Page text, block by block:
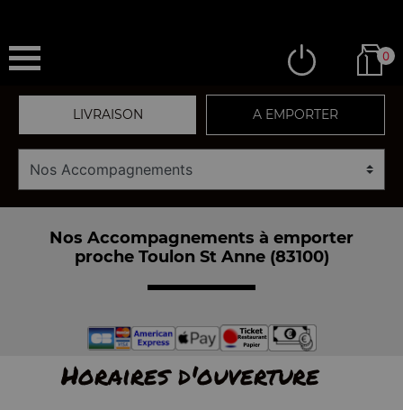
0
LIVRAISON A EMPORTER
Nos Accompagnements à emporter
proche Toulon St Anne (83100)
Horaires d'ouverture